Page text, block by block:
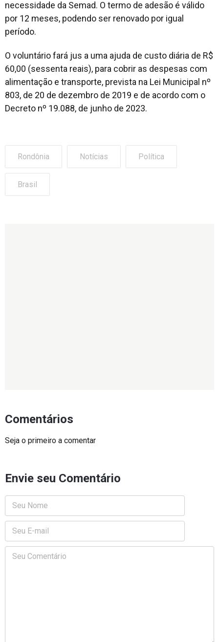
necessidade da Semad. O termo de adesão é válido
por 12 meses, podendo ser renovado por igual
período.
O voluntário fará jus a uma ajuda de custo diária de R$
60,00 (sessenta reais), para cobrir as despesas com
alimentação e transporte, prevista na Lei Municipal nº
803, de 20 de dezembro de 2019 e de acordo com o
Decreto nº 19.088, de junho de 2023.
Rondônia Notícias Política
Brasil
Comentários
Seja o primeiro a comentar
Envie seu Comentário